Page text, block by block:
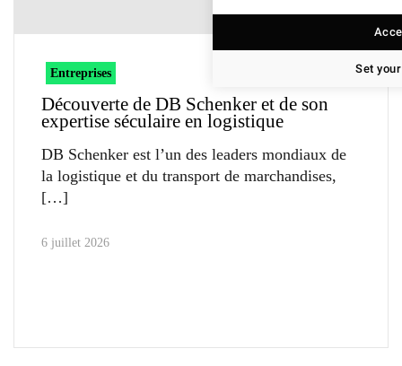
Entreprises
Découverte de DB Schenker et de son
expertise séculaire en logistique
DB Schenker est l’un des leaders mondiaux de
la logistique et du transport de marchandises,
6 juillet 2026
Set